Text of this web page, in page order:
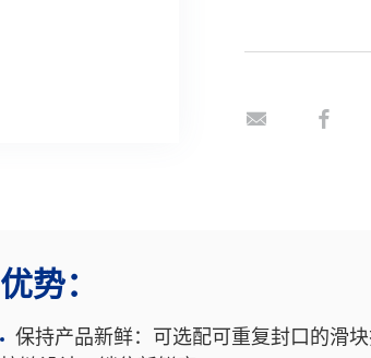
优势：
保持产品新鲜：可选配可重复封口的滑